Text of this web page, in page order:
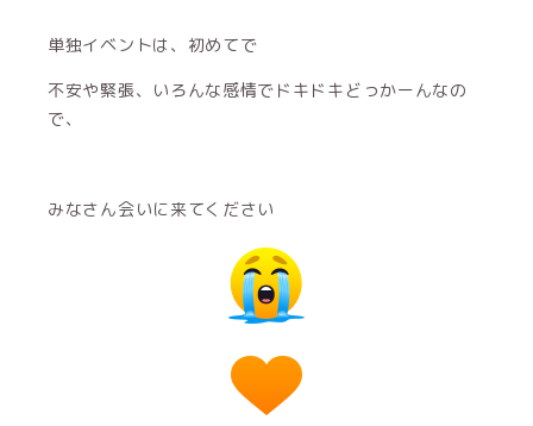
単独イベントは、初めてで
不安や緊張、いろんな感情でドキドキどっかーんなの
で、
みなさん会いに来てください